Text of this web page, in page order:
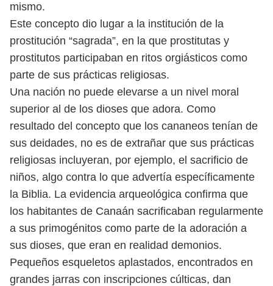
mismo.
Este concepto dio lugar a la institución de la
prostitución “sagrada”, en la que prostitutas y
prostitutos participaban en ritos orgiásticos como
parte de sus prácticas religiosas.
Una nación no puede elevarse a un nivel moral
superior al de los dioses que adora. Como
resultado del concepto que los cananeos tenían de
sus deidades, no es de extrañar que sus prácticas
religiosas incluyeran, por ejemplo, el sacrificio de
niños, algo contra lo que advertía específicamente
la Biblia. La evidencia arqueológica confirma que
los habitantes de Canaán sacrificaban regularmente
a sus primogénitos como parte de la adoración a
sus dioses, que eran en realidad demonios.
Pequeños esqueletos aplastados, encontrados en
grandes jarras con inscripciones cúlticas, dan